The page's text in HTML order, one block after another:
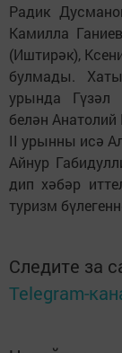
Радик
Камилла
(Иштирәк),
булмады.
урында Гүзәл
белән
II урынны исә
Айнур
дип хәбәр
туризм
Следите за
Telegram-